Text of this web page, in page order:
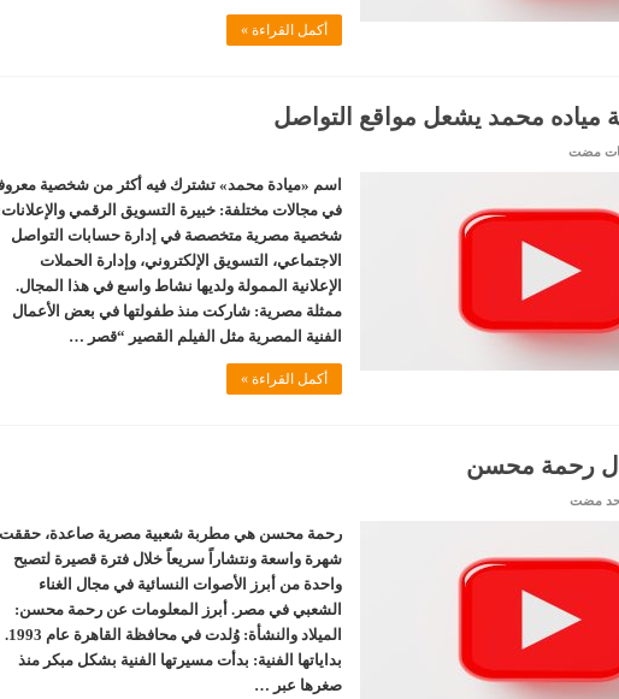
أكمل القراءة »
مياده محمد يشعل مواقع التواصل
اسم «ميادة محمد» تشترك فيه أكثر من شخصية
في مجالات مختلفة: خبيرة التسويق الرقمي
شخصية مصرية متخصصة في إدارة حسابات التواصل
الاجتماعي، التسويق الإلكتروني، وإدارة الحملات
الإعلانية الممولة ولديها نشاط واسع في هذا المجال.
ممثلة مصرية: شاركت منذ طفولتها في بعض الأعمال
الفنية المصرية مثل الفيلم القصير “قصر …
أكمل القراءة »
رحمة محسن
مضت
رحمة محسن هي مطربة شعبية مصرية صاعدة، حققت
شهرة واسعة ونتشاراً سريعاً خلال فترة قصيرة لتصبح
واحدة من أبرز الأصوات النسائية في مجال الغناء
الشعبي في مصر. أبرز المعلومات عن رحمة محسن:
الميلاد والنشأة: وُلدت في محافظة القاهرة عام 1993.
بداياتها الفنية: بدأت مسيرتها الفنية بشكل مبكر منذ
صغرها عبر …